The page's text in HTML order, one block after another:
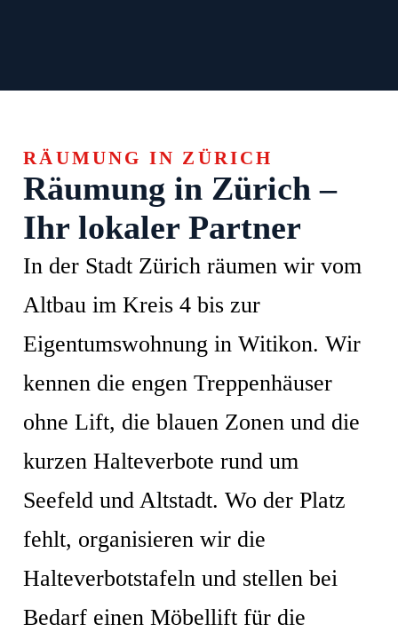
RÄUMUNG IN ZÜRICH
Räumung in Zürich –
Ihr lokaler Partner
In der Stadt Zürich räumen wir vom
Altbau im Kreis 4 bis zur
Eigentumswohnung in Witikon. Wir
kennen die engen Treppenhäuser
ohne Lift, die blauen Zonen und die
kurzen Halteverbote rund um
Seefeld und Altstadt. Wo der Platz
fehlt, organisieren wir die
Halteverbotstafeln und stellen bei
Bedarf einen Möbellift für die